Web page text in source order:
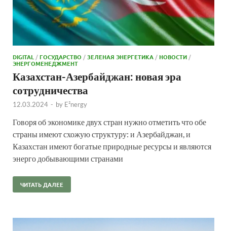
DIGITAL /ГОСУДАРСТВО /ЗЕЛЕНАЯ ЭНЕРГЕТИКА /НОВОСТИ /
ЭНЕРГОМЕНЕДЖМЕНТ
Казахстан-Азербайджан: новая эра
сотрудничества
12.03.2024 - by E²nergy
Говоря об экономике двух стран нужно отметить что обе
страны имеют схожую структуру: и Азербайджан, и
Казахстан имеют богатые природные ресурсы и являются
энерго добывающими странами
ЧИТАТЬ ДАЛЕЕ